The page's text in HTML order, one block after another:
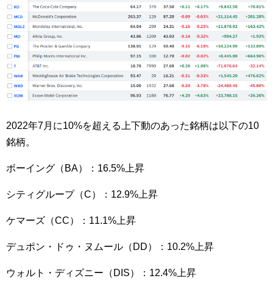
2022年7月に10%を超える上下動のあった銘柄は以下の10
銘柄。
ボーイング（BA）：16.5%上昇
シティグループ（C）：12.9%上昇
ケマーズ（CC）：11.1%上昇
デュポン・ドゥ・ヌムール（DD）：10.2%上昇
ウォルト・ディズニー（DIS）：12.4%上昇